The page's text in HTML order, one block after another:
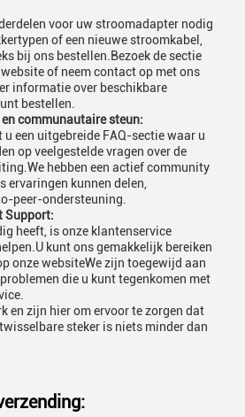
voor uw stroomadapter nodig
of een nieuwe stroomkabel,
bij ons bestellen.Bezoek de sectie
of neem contact op met ons
informatie over beschikbare
bestellen.
communautaire steun:
een uitgebreide FAQ-sectie waar u
op veelgestelde vragen over de
hebben een actief community
ervaringen kunnen delen,
peer-ondersteuning.
Support:
heeft, is onze klantenservice
kunt ons gemakkelijk bereiken
onze websiteWe zijn toegewijd aan
die u kunt tegenkomen met
en zijn hier om ervoor te zorgen dat
steker is niets minder dan